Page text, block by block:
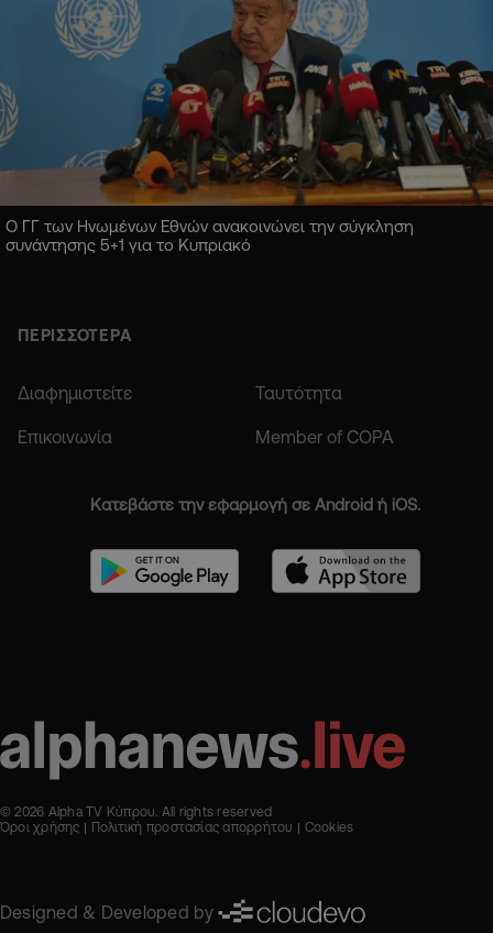
Ο ΓΓ των Ηνωμένων Εθνών ανακοινώνει την σύγκληση
συνάντησης 5+1 για το Κυπριακό
ΠΕΡΙΣΣΟΤΕΡΑ
Διαφημιστείτε Ταυτότητα
Επικοινωνία Member of COPA
Κατεβάστε την εφαρμογή σε Android ή iOS.
© 2026 Alpha TV Κύπρου. All rights reserved
Όροι χρήσης
Πολιτική προστασίας απορρήτου Cookies
Designed & Developed by